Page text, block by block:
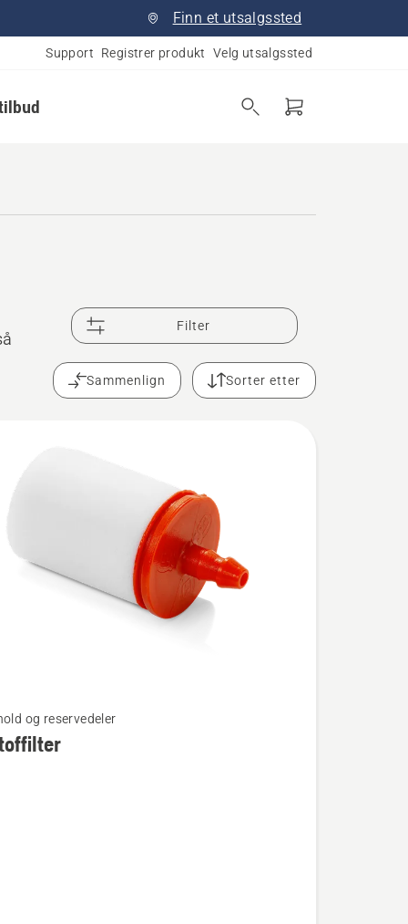
Finn et utsalgssted
Support Registrer produkt Velg utsalgssted
Filter
Sammenlign Sorter etter
og reservedeler